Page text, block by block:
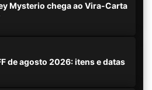
Mysterio chega ao Vira-Carta
de agosto 2026: itens e datas